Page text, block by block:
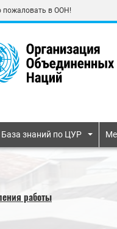
пожаловать в ООН!
База знаний по ЦУР
работы